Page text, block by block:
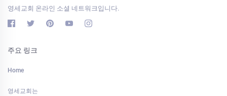
영세교회 온라인 소셜 네트워크입니다.
주요 링크
Home
영세교회는